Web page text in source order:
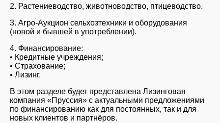
2. Растениеводство, животноводство, птицеводство.
3. Агро-Аукцион сельхозтехники и оборудования
(новой и бывшей в употреблении).
4. Финансирование:
• Кредитные учреждения;
• Страхование;
• Лизинг.
В этом разделе будет представлена Лизинговая
компания «Пруссия» с актуальными предложениями
по финансированию как для постоянных, так и для
новых клиентов и партнёров.